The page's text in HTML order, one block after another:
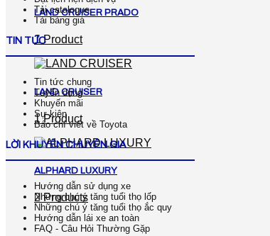
LAND CRUISER PRADO
1 Product
LAND CRUISER
1 Product
ALPHARD LUXURY
2 Products
Tải catalogue
Tải bảng giá
TIN TỨC
Tin tức chung
Tuyển dụng
Khuyến mãi
Sự kiện
Báo chí viết về Toyota
LỜI KHUYÊN CHUYÊN GIA
Hướng dẫn sử dụng xe
Những chú ý tăng tuổi thọ lốp
Những chú ý tăng tuổi thọ ắc quy
Hướng dẫn lái xe an toàn
FAQ - Câu Hỏi Thường Gặp